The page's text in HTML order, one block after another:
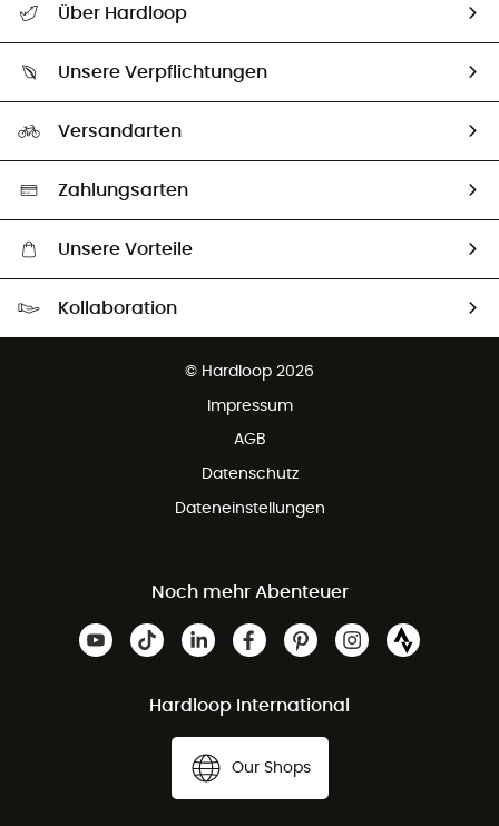
Größentabelle
Vertrag widerrufen
Über Hardloop
Unsere Botschafter
Unsere Verpflichtungen
Auswahl an nachhaltigen Produkten
Versandarten
Zahlungsarten
Unsere Vorteile
Kollaboration
© Hardloop 2026
Impressum
AGB
Datenschutz
Dateneinstellungen
Noch mehr Abenteuer
Hardloop International
Our Shops